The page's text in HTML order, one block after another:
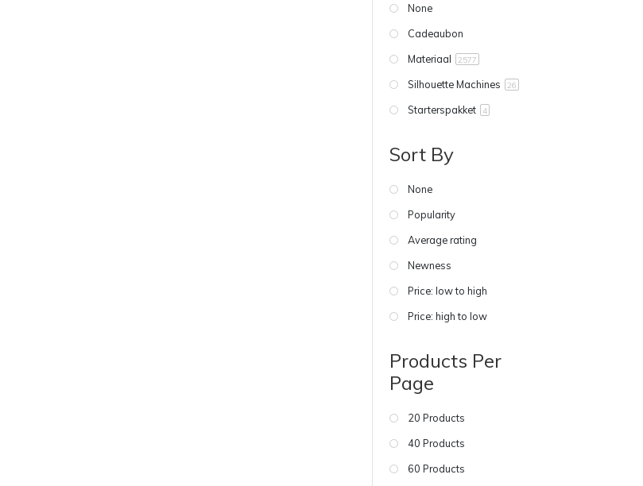
None
Cadeaubon
Materiaal
2577
Silhouette Machines 26
Starterspakket 4
Sort By
None
Popularity
Average rating
Newness
Price: low to high
Price: high to low
Products Per
Page
20 Products
40 Products
60 Products